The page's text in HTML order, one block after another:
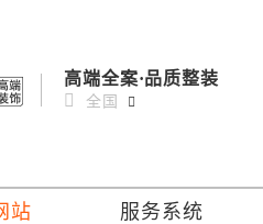
高端全案·品质整装
全国
站 服务系统